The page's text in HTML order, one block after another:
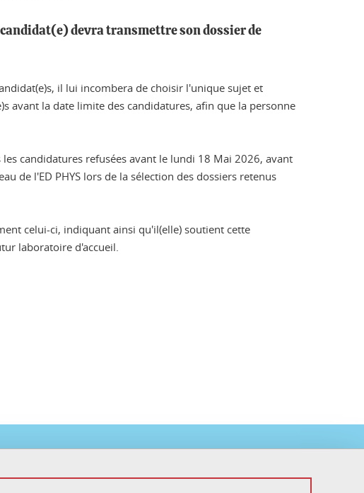
devra transmettre son dossier de
il lui incombera de choisir l'unique sujet et
avant la date limite des candidatures, afin que la personne
candidatures refusées avant le lundi 18 Mai 2026, avant
de l'ED PHYS lors de la sélection des dossiers retenus
celui-ci, indiquant ainsi qu'il(elle) soutient cette
laboratoire d'accueil.